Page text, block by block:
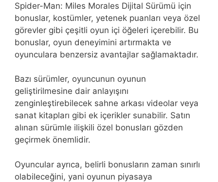
Spider-Man: Miles Morales Dijital Sürümü için
bonuslar, kostümler, yetenek puanları veya özel
görevler gibi çeşitli oyun içi öğeleri içerebilir. Bu
bonuslar, oyun deneyimini artırmakta ve
oyunculara benzersiz avantajlar sağlamaktadır.
Bazı sürümler, oyuncunun oyunun
geliştirilmesine dair anlayışını
zenginleştirebilecek sahne arkası videolar veya
sanat kitapları gibi ek içerikler sunabilir. Satın
alınan sürümle ilişkili özel bonusları gözden
geçirmek önemlidir.
Oyuncular ayrıca, belirli bonusların zaman sınırlı
olabileceğini, yani oyunun piyasaya